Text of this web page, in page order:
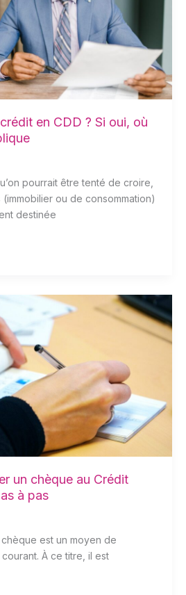
en CDD ? Si oui, où
pourrait être tenté de croire,
ou de consommation)
destinée
un chèque au Crédit
à pas
est un moyen de
À ce titre, il est